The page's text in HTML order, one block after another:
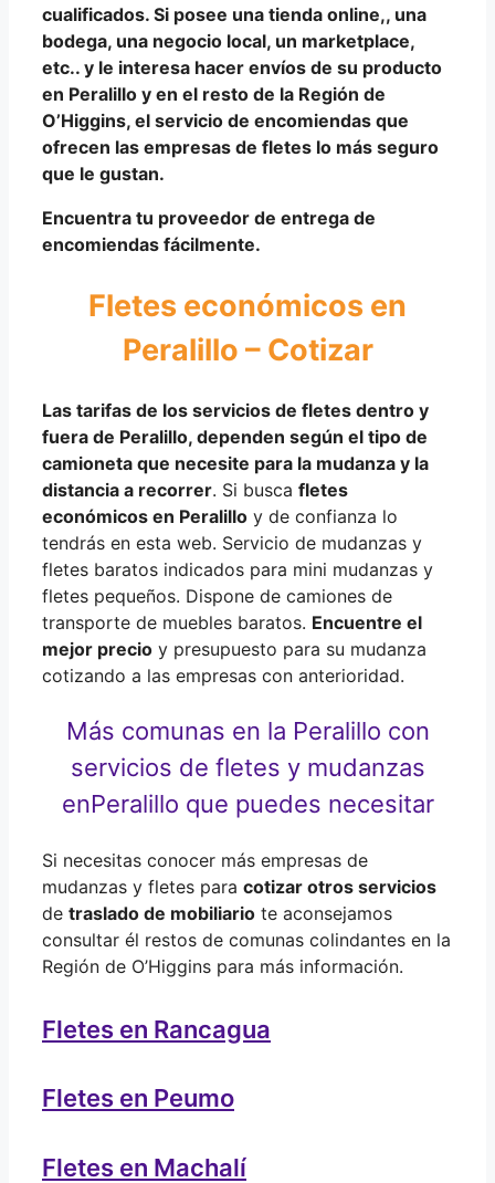
cualificados. Si posee una tienda online,, una
bodega, una negocio local, un marketplace,
etc.. y le interesa hacer envíos de su producto
en Peralillo y en el resto de la Región de
O’Higgins, el servicio de encomiendas que
ofrecen las empresas de fletes lo más seguro
que le gustan.
Encuentra tu proveedor de entrega de
encomiendas fácilmente.
Fletes económicos en
Peralillo – Cotizar
Las tarifas de los servicios de fletes dentro y
fuera de Peralillo, dependen según el tipo de
camioneta que necesite para la mudanza y la
distancia a recorrer. Si busca fletes
económicos en Peralillo y de confianza lo
tendrás en esta web. Servicio de mudanzas y
fletes baratos indicados para mini mudanzas y
fletes pequeños. Dispone de camiones de
transporte de muebles baratos. Encuentre el
mejor precio y presupuesto para su mudanza
cotizando a las empresas con anterioridad.
Más comunas en la Peralillo con
servicios de fletes y mudanzas
enPeralillo que puedes necesitar
Si necesitas conocer más empresas de
mudanzas y fletes para cotizar otros servicios
de traslado de mobiliario te aconsejamos
consultar él restos de comunas colindantes en la
Región de O’Higgins para más información.
Fletes en Rancagua
Fletes en Peumo
Fletes en Machalí